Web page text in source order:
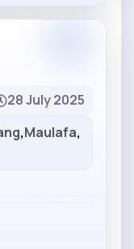
28 July 2025
,Maulafa,